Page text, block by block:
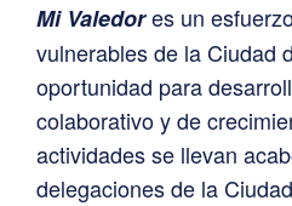
Mi Valedores un
vulnerables de la Ciudad
oportunidad para
colaborativo y de
actividades se llevan
delegaciones de la